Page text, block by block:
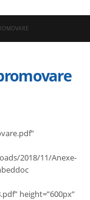
2018/11/Anexe-
height=”600px”